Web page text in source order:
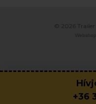
© 2026 Trailer
Webshop
+36